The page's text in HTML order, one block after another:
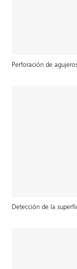
Perforación de
Detección de la